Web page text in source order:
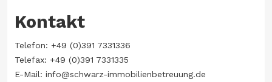
Kontakt
Telefon: +49 (0)391 7331336
Telefax: +49 (0)391 7331335
E-Mail: info@schwarz-immobilienbetreuung.de